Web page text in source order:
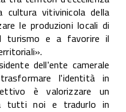
cultura vitivinicola della
le produzioni locali di
turismo e a favorire il
dell'ente camerale
l'identità in
è valorizzare un
tutti noi e tradurlo in